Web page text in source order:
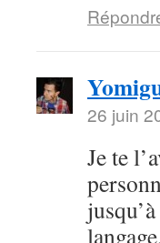
26 juin
Je te